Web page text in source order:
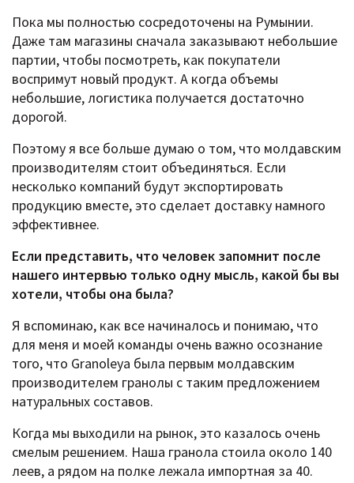
Пока мы полностью сосредоточены на Румынии.
Даже там магазины сначала заказывают небольшие
партии, чтобы посмотреть, как покупатели
воспримут новый продукт. А когда объемы
небольшие, логистика получается достаточно
дорогой.
Поэтому я все больше думаю о том, что молдавским
производителям стоит объединяться. Если
несколько компаний будут экспортировать
продукцию вместе, это сделает доставку намного
эффективнее.
Если представить, что человек запомнит после
нашего интервью только одну мысль, какой бы вы
хотели, чтобы она была?
Я вспоминаю, как все начиналось и понимаю, что
для меня и моей команды очень важно осознание
того, что Granoleya была первым молдавским
производителем гранолы с таким предложением
натуральных составов.
Когда мы выходили на рынок, это казалось очень
смелым решением. Наша гранола стоила около 140
леев, а рядом на полке лежала импортная за 40.